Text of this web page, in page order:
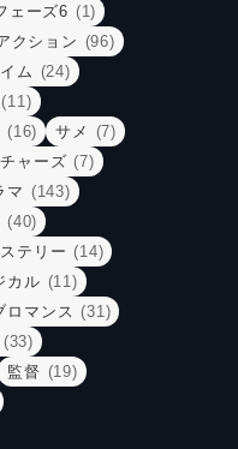
ェーズ6 (1)
クション (96)
ム (24)
(11)
(16) サメ (7)
ャーズ (7)
マ (143)
(40)
テリー (14)
カル (11)
ロマンス (31)
(33)
監督 (19)